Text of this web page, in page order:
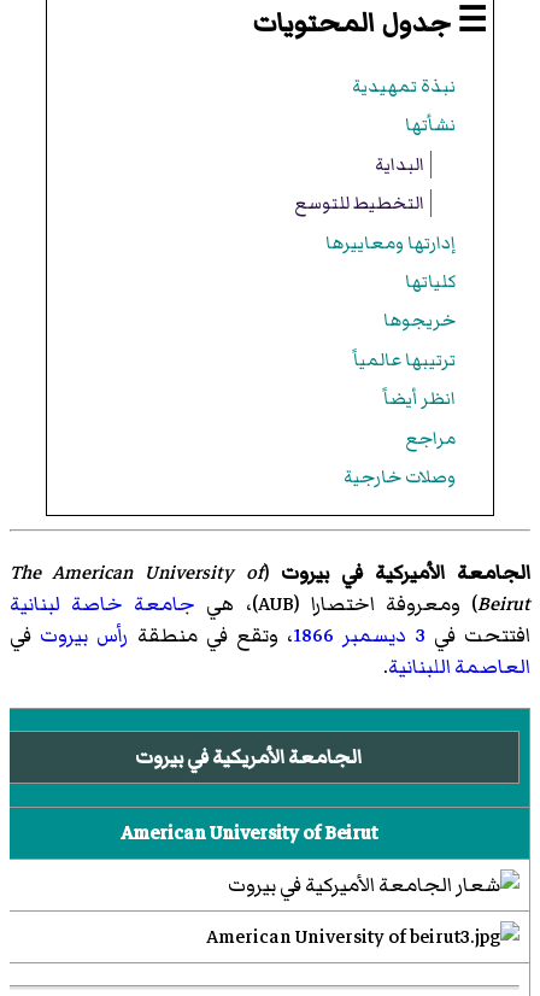
☰ جدول المحتويات
نبذة تمهيدية
نشأتها
البداية
التخطيط للتوسع
إدارتها ومعاييرها
كلياتها
خريجوها
ترتيبها عالمياً
انظر أيضاً
مراجع
وصلات خارجية
الجامعة الأميركية في بيروت (
The American University of
Beirut)‏ ومعروفة اختصارا (AUB)، هي جامعة خاصة لبنانية
افتتحت في 3 ديسمبر 1866، وتقع في منطقة رأس بيروت في
العاصمة اللبنانية.
الجامعة الأمريكية في بيروت
American University of Beirut